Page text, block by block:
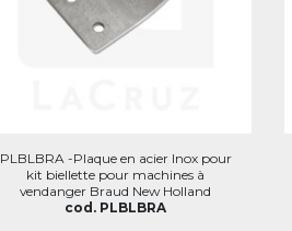
PLBLBRA -Plaque en acier Inox pour
kit biellette pour machines à
vendanger Braud New Holland
cod. PLBLBRA